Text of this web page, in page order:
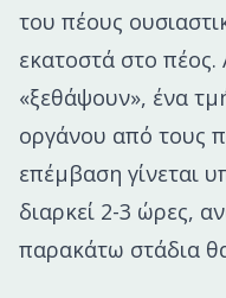
του πέους
εκατοστά στο
«ξεθάψουν», ένα
οργάνου από τους
επέμβαση γίνεται
διαρκεί 2-3 ώρες,
παρακάτω στάδια